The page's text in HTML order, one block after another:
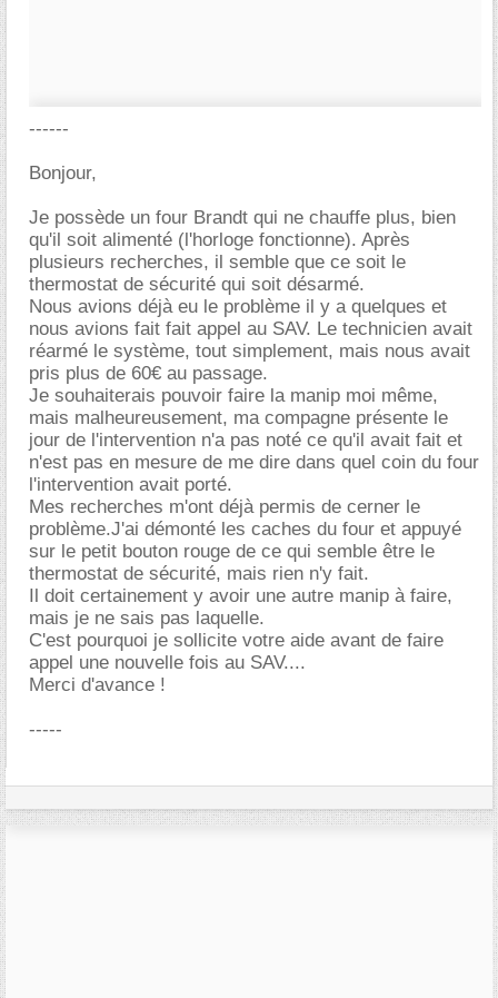
------
Bonjour,
Je possède un four Brandt qui ne chauffe plus, bien
qu'il soit alimenté (l'horloge fonctionne). Après
plusieurs recherches, il semble que ce soit le
thermostat de sécurité qui soit désarmé.
Nous avions déjà eu le problème il y a quelques et
nous avions fait fait appel au SAV. Le technicien avait
réarmé le système, tout simplement, mais nous avait
pris plus de 60€ au passage.
Je souhaiterais pouvoir faire la manip moi même,
mais malheureusement, ma compagne présente le
jour de l'intervention n'a pas noté ce qu'il avait fait et
n'est pas en mesure de me dire dans quel coin du four
l'intervention avait porté.
Mes recherches m'ont déjà permis de cerner le
problème.J'ai démonté les caches du four et appuyé
sur le petit bouton rouge de ce qui semble être le
thermostat de sécurité, mais rien n'y fait.
Il doit certainement y avoir une autre manip à faire,
mais je ne sais pas laquelle.
C'est pourquoi je sollicite votre aide avant de faire
appel une nouvelle fois au SAV....
Merci d'avance !
-----